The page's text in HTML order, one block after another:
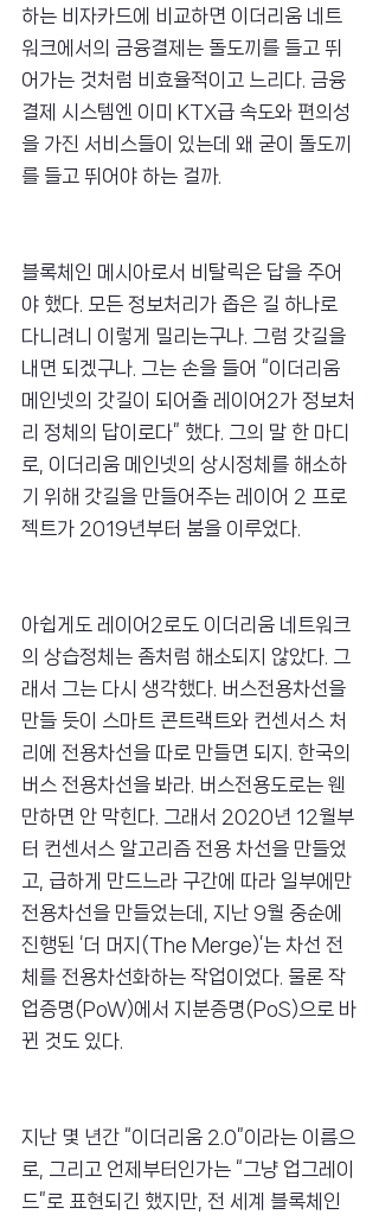
하는 비자카드에 비교하면 이더리움 네트
워크에서의 금융결제는 돌도끼를 들고 뛰
어가는 것처럼 비효율적이고 느리다. 금융
결제 시스템엔 이미 KTX급 속도와 편의성
을 가진 서비스들이 있는데 왜 굳이 돌도끼
를 들고 뛰어야 하는 걸까.
블록체인 메시아로서 비탈릭은 답을 주어
야 했다. 모든 정보처리가 좁은 길 하나로
다니려니 이렇게 밀리는구나. 그럼 갓길을
내면 되겠구나. 그는 손을 들어 “이더리움
메인넷의 갓길이 되어줄 레이어2가 정보처
리 정체의 답이로다” 했다. 그의 말 한 마디
로, 이더리움 메인넷의 상시정체를 해소하
기 위해 갓길을 만들어주는 레이어 2 프로
젝트가 2019년부터 붐을 이루었다.
아쉽게도 레이어2로도 이더리움 네트워크
의 상습정체는 좀처럼 해소되지 않았다. 그
래서 그는 다시 생각했다. 버스전용차선을
만들 듯이 스마트 콘트랙트와 컨센서스 처
리에 전용차선을 따로 만들면 되지. 한국의
버스 전용차선을 봐라. 버스전용도로는 웬
만하면 안 막힌다. 그래서 2020년 12월부
터 컨센서스 알고리즘 전용 차선을 만들었
고, 급하게 만드느라 구간에 따라 일부에만
전용차선을 만들었는데, 지난 9월 중순에
진행된 ‘더 머지(The Merge)’는 차선 전
체를 전용차선화하는 작업이었다. 물론 작
업증명(PoW)에서 지분증명(PoS)으로 바
뀐 것도 있다.
지난 몇 년간 “이더리움 2.0”이라는 이름으
로, 그리고 언제부터인가는 “그냥 업그레이
드”로 표현되긴 했지만, 전 세계 블록체인